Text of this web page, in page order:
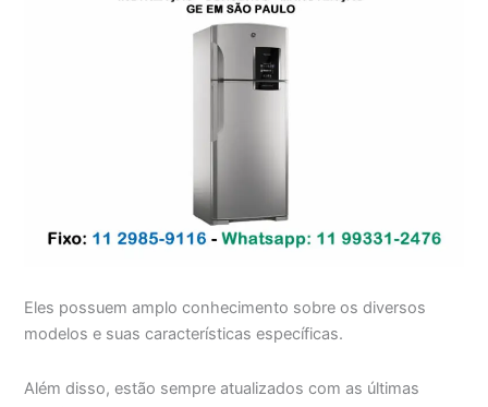
Eles possuem amplo conhecimento sobre os diversos
modelos e suas características específicas.
Além disso, estão sempre atualizados com as últimas